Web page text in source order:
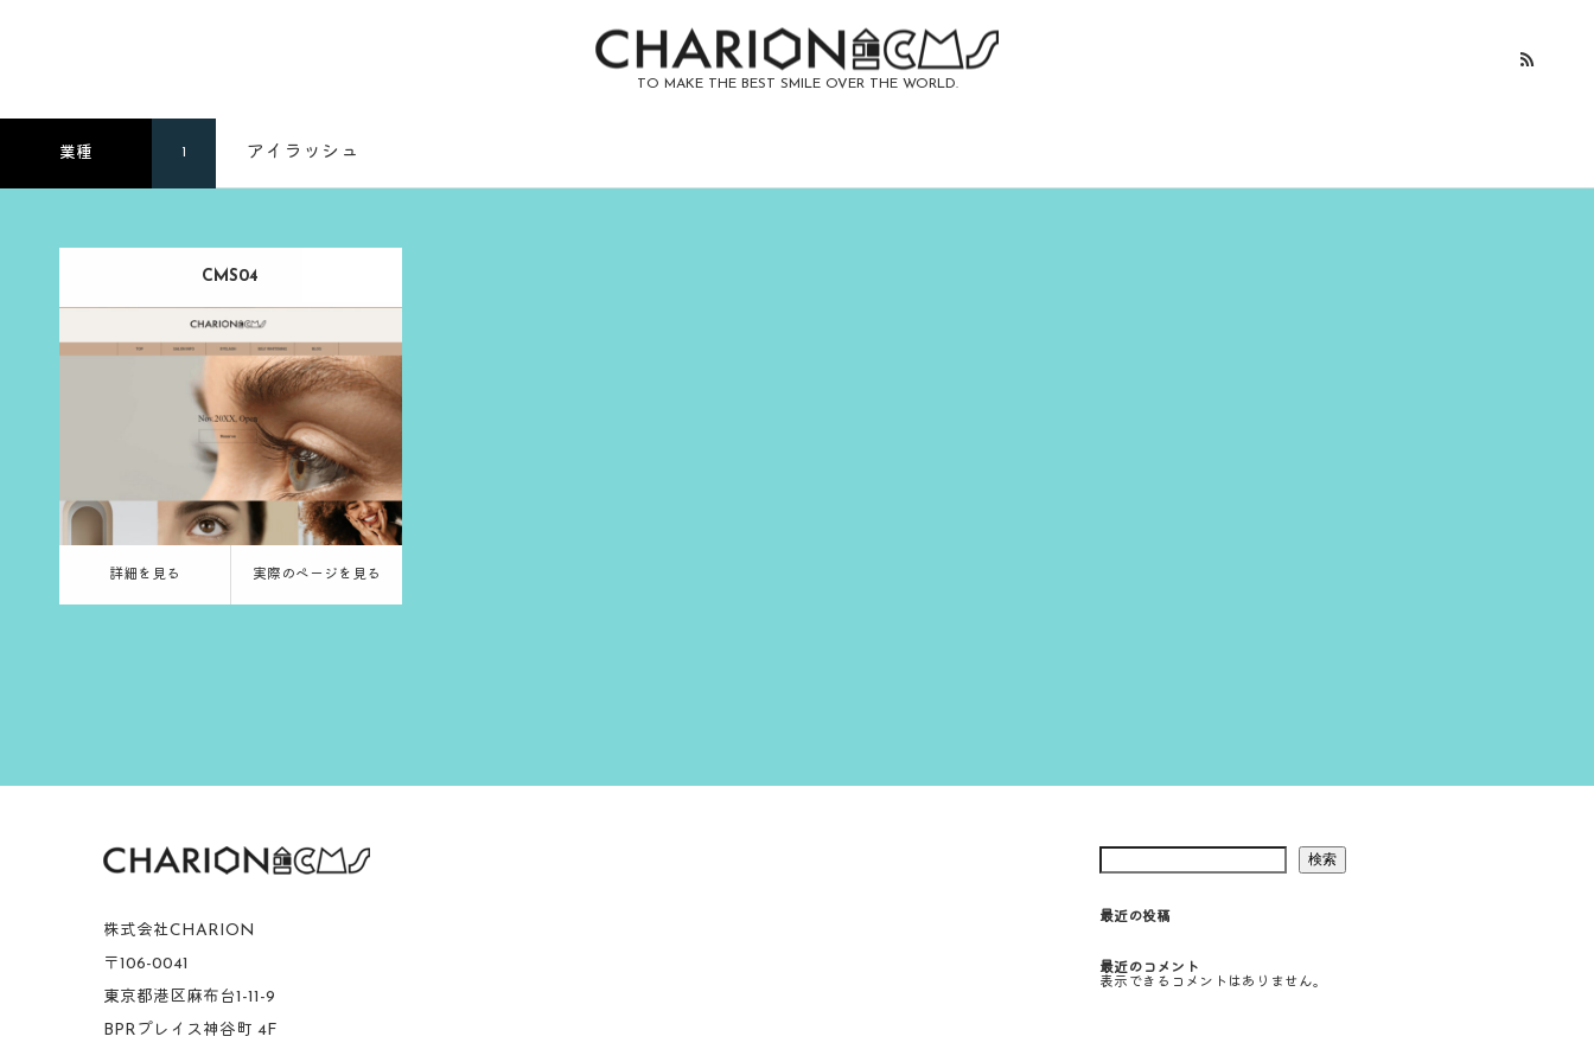
TO MAKE THE BEST SMILE OVER THE WORLD.
業種 1 アイラッシュ
CMS04
2024.03.13
アイラッシュ ベージュ
詳細を見る 実際のページを見る
株式会社CHARION
〒106-0041
東京都港区麻布台1-11-9
BPRプレイス神谷町 4F
検索
最近の投稿
最近のコメント
表示できるコメントはありません。